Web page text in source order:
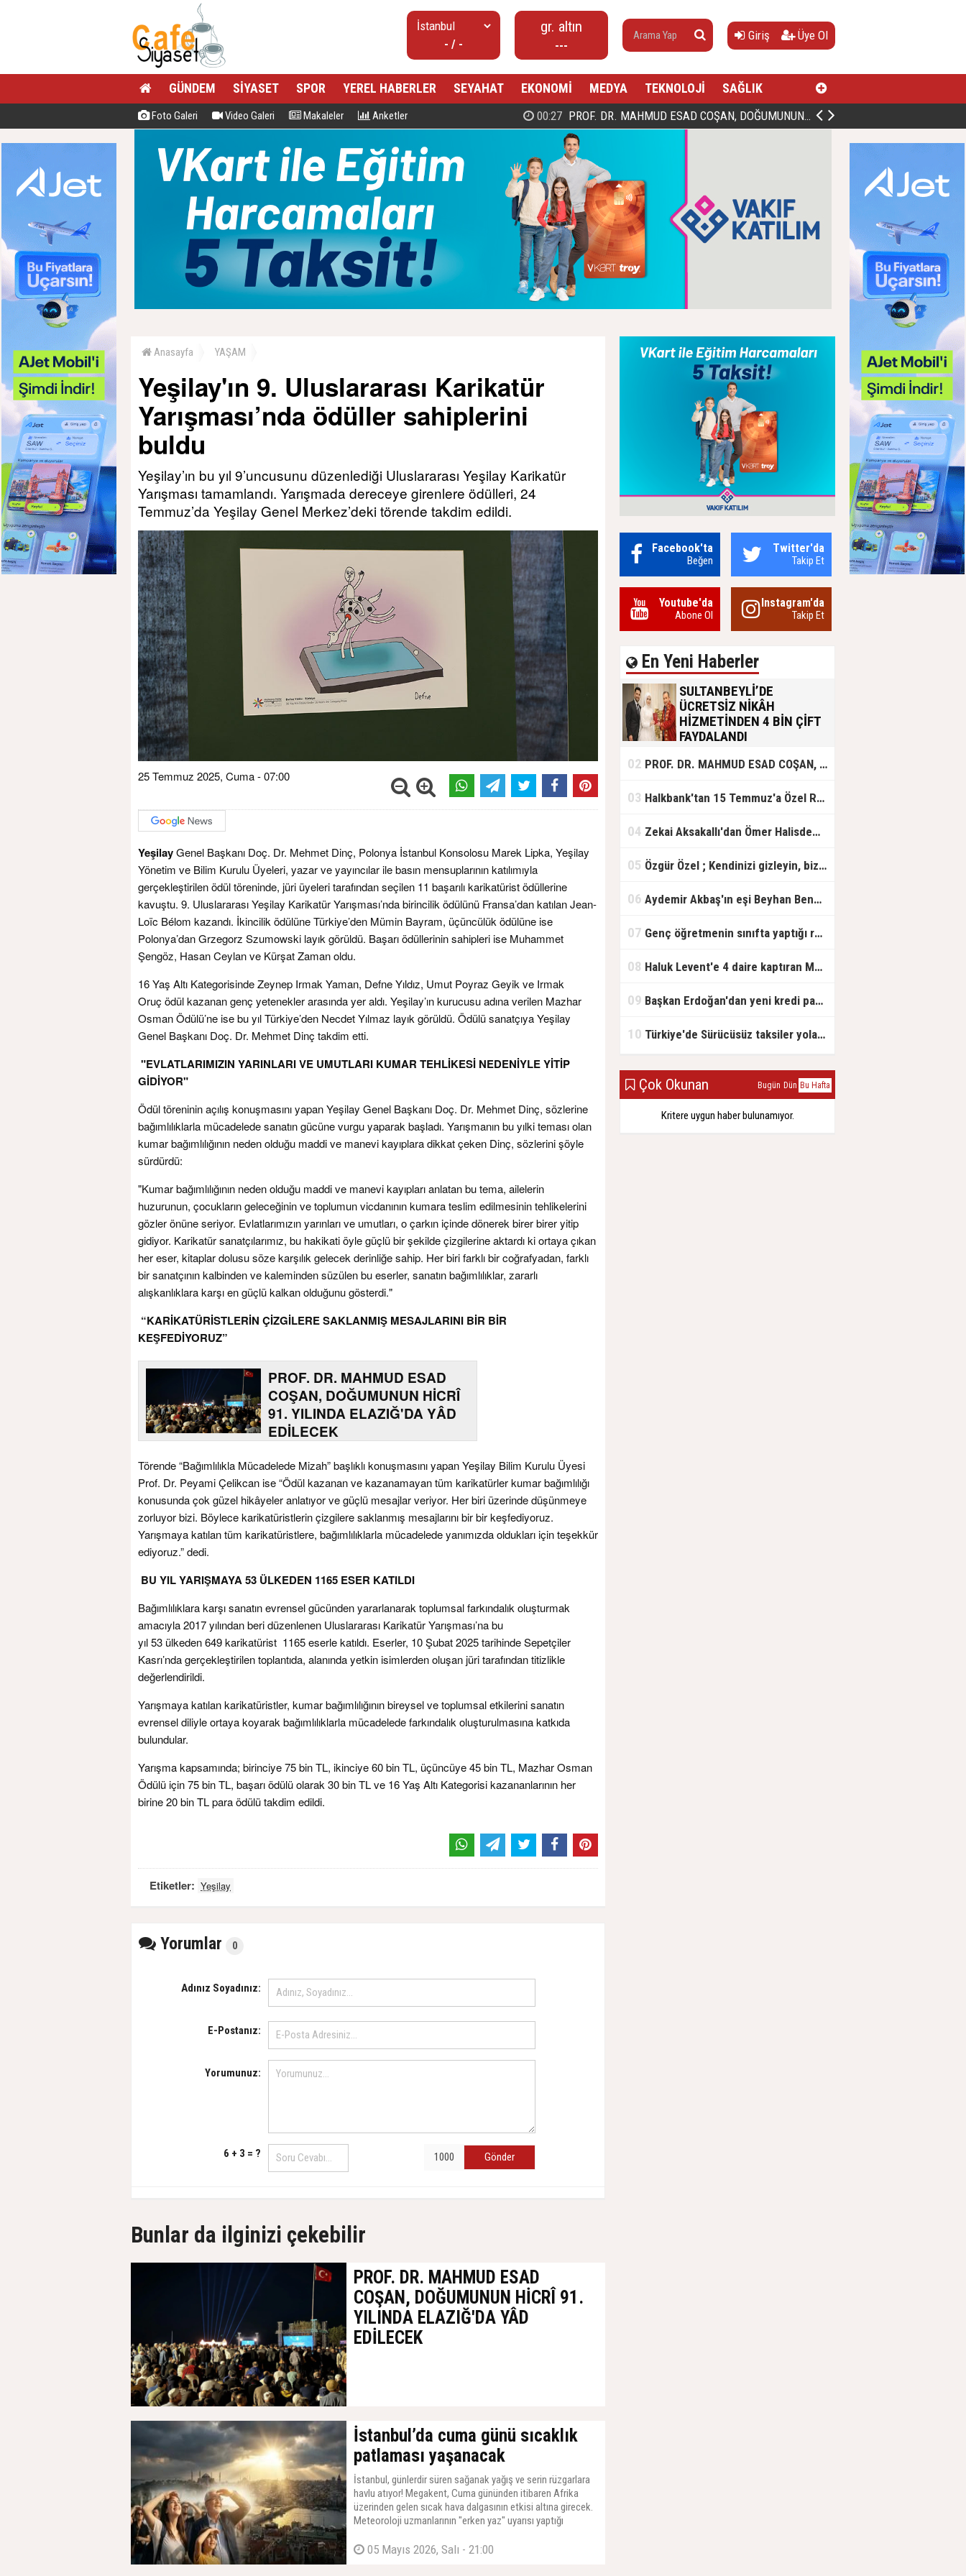
- / -
gr. altın
---
Giriş Üye Ol
GÜNDEM SİYASET SPOR YEREL HABERLER SEYAHAT EKONOMİ MEDYA TEKNOLOJİ SAĞLIK
Foto Galeri Video Galeri Makaleler Anketler 00:27 PROF. DR. MAHMUD ESAD COŞAN, DOĞUMUNUN HİCRÎ 91. YILINDA ELAZIĞ'DA YÂD EDİLECEK
Anasayfa YAŞAM
Yeşilay'ın 9. Uluslararası Karikatür
Yarışması’nda ödüller sahiplerini
buldu
Yeşilay’ın bu yıl 9’uncusunu düzenlediği Uluslararası Yeşilay Karikatür
Yarışması tamamlandı. Yarışmada dereceye girenlere ödülleri, 24
Temmuz’da Yeşilay Genel Merkez’deki törende takdim edildi.
25 Temmuz 2025, Cuma - 07:00
YeşilayGenel Başkanı Doç. Dr. Mehmet Dinç, Polonya İstanbul Konsolosu Marek Lipka, Yeşilay
Yönetim ve Bilim Kurulu Üyeleri, yazar ve yayıncılar ile basın mensuplarının katılımıyla
gerçekleştirilen ödül töreninde, jüri üyeleri tarafından seçilen 11 başarılı karikatürist ödüllerine
kavuştu. 9. Uluslararası Yeşilay Karikatür Yarışması’nda birincilik ödülünü Fransa’dan katılan Jean-
Loïc Bélom kazandı. İkincilik ödülüne Türkiye’den Mümin Bayram, üçüncülük ödülüne ise
Polonya’dan Grzegorz Szumowski layık görüldü. Başarı ödüllerinin sahipleri ise Muhammet
Şengöz, Hasan Ceylan ve Kürşat Zaman oldu.
16 Yaş Altı Kategorisinde Zeynep Irmak Yaman, Defne Yıldız, Umut Poyraz Geyik ve Irmak
Oruç ödül kazanan genç yetenekler arasında yer aldı. Yeşilay’ın kurucusu adına verilen Mazhar
Osman Ödülü’ne ise bu yıl Türkiye’den Necdet Yılmaz layık görüldü. Ödülü sanatçıya Yeşilay
Genel Başkanı Doç. Dr. Mehmet Dinç takdim etti.
"EVLATLARIMIZIN YARINLARI VE UMUTLARI KUMAR TEHLİKESİ NEDENİYLE YİTİP
GİDİYOR"
Ödül töreninin açılış konuşmasını yapan Yeşilay Genel Başkanı Doç. Dr. Mehmet Dinç, sözlerine
bağımlılıklarla mücadelede sanatın gücüne vurgu yaparak başladı. Yarışmanın bu yılki teması olan
kumar bağımlılığının neden olduğu maddi ve manevi kayıplara dikkat çeken Dinç, sözlerini şöyle
sürdürdü:
"Kumar bağımlılığının neden olduğu maddi ve manevi kayıpları anlatan bu tema, ailelerin
huzurunun, çocukların geleceğinin ve toplumun vicdanının kumara teslim edilmesinin tehlikelerini
gözler önüne seriyor. Evlatlarımızın yarınları ve umutları, o çarkın içinde dönerek birer birer yitip
gidiyor. Karikatür sanatçılarımız, bu hakikati öyle güçlü bir şekilde çizgilerine aktardı ki ortaya çıkan
her eser, kitaplar dolusu söze karşılık gelecek derinliğe sahip. Her biri farklı bir coğrafyadan, farklı
bir sanatçının kalbinden ve kaleminden süzülen bu eserler, sanatın bağımlılıklar, zararlı
alışkanlıklara karşı en güçlü kalkan olduğunu gösterdi."
“KARİKATÜRİSTLERİN ÇİZGİLERE SAKLANMIŞ MESAJLARINI BİR BİR
KEŞFEDİYORUZ”
PROF. DR. MAHMUD ESAD
COŞAN, DOĞUMUNUN HİCRÎ
91. YILINDA ELAZIĞ'DA YÂD
EDİLECEK
Törende “Bağımlılıkla Mücadelede Mizah” başlıklı konuşmasını yapan Yeşilay Bilim Kurulu Üyesi
Prof. Dr. Peyami Çelikcan ise “Ödül kazanan ve kazanamayan tüm karikatürler kumar bağımlılığı
konusunda çok güzel hikâyeler anlatıyor ve güçlü mesajlar veriyor. Her biri üzerinde düşünmeye
zorluyor bizi. Böylece karikatüristlerin çizgilere saklanmış mesajlarını bir bir keşfediyoruz.
Yarışmaya katılan tüm karikatüristlere, bağımlılıklarla mücadelede yanımızda oldukları için teşekkür
ediyoruz.” dedi.
BU YIL YARIŞMAYA 53 ÜLKEDEN 1165 ESER KATILDI
Bağımlılıklara karşı sanatın evrensel gücünden yararlanarak toplumsal farkındalık oluşturmak
amacıyla 2017 yılından beri düzenlenen Uluslararası Karikatür Yarışması’na bu
yıl 53 ülkeden 649 karikatürist 1165 eserle katıldı. Eserler, 10 Şubat 2025 tarihinde Sepetçiler
Kasrı’nda gerçekleştirilen toplantıda, alanında yetkin isimlerden oluşan jüri tarafından titizlikle
değerlendirildi.
Yarışmaya katılan karikatüristler, kumar bağımlılığının bireysel ve toplumsal etkilerini sanatın
evrensel diliyle ortaya koyarak bağımlılıklarla mücadelede farkındalık oluşturulmasına katkıda
bulundular.
Yarışma kapsamında; birinciye 75 bin TL, ikinciye 60 bin TL, üçüncüye 45 bin TL, Mazhar Osman
Ödülü için 75 bin TL, başarı ödülü olarak 30 bin TL ve 16 Yaş Altı Kategorisi kazananlarının her
birine 20 bin TL para ödülü takdim edildi.
Etiketler: Yeşilay
Yorumlar 0
Adınız Soyadınız:
E-Postanız:
Yorumunuz:
6 + 3 = ? Gönder
Bunlar da ilginizi çekebilir
PROF. DR. MAHMUD ESAD
COŞAN, DOĞUMUNUN HİCRÎ 91.
YILINDA ELAZIĞ'DA YÂD
EDİLECEK
27 Temmuz 2026, Pazartesi - 00:27
İstanbul’da cuma günü sıcaklık
patlaması yaşanacak
İstanbul, günlerdir süren sağanak yağış ve serin rüzgarlara
havlu atıyor! Megakent, Cuma gününden itibaren Afrika
üzerinden gelen sıcak hava dalgasının etkisi altına girecek.
Meteoroloji uzmanlarının "erken yaz" uyarısı yaptığı
bekleniyor.
05 Mayıs 2026, Salı - 21:00
Facebook'ta
Beğen
Twitter'da
Takip Et
Youtube'da
Abone Ol
Instagram'da
Takip Et
En Yeni Haberler
SULTANBEYLİ’DE
ÜCRETSİZ NİKÂH
HİZMETİNDEN 4 BİN ÇİFT
FAYDALANDI
olan gençlere destek amacıyla
başlattığı ücretsiz nikâh hizmetini
başlattıklarını belirten Sultanbeyli
ücretsiz hizmet vermenin
02 PROF. DR. MAHMUD ESAD COŞAN, DOĞUMUNUN HİCRÎ 91. YILINDA ELAZIĞ'DA YÂD EDİLECEK
03 Halkbank'tan 15 Temmuz'a Özel Reklam Filmi: "İrade Bizim, Zafer Bizim"
04 Zekai Aksakallı'dan Ömer Halisdemir'e 'vefa' ziyareti!
05 Özgür Özel ; Kendinizi gizleyin, bizden işaret bekleyin
06 Aydemir Akbaş'ın eşi Beyhan Benek Akbaş hayatını kaybetti
07 Genç öğretmenin sınıfta yaptığı rezil paylaşım
08 Haluk Levent'e 4 daire kaptıran Müteahhit soluğu savcılıkta aldı
09 Başkan Erdoğan'dan yeni kredi paketi müjdesi: 6 ay geri ödemesiz, 36 ay vadeli
10 Türkiye'de Sürücüsüz taksiler yola çıkmaya hazırlanıyor
Çok Okunan Bugün Dün Bu Hafta
Kritere uygun haber bulunamıyor.